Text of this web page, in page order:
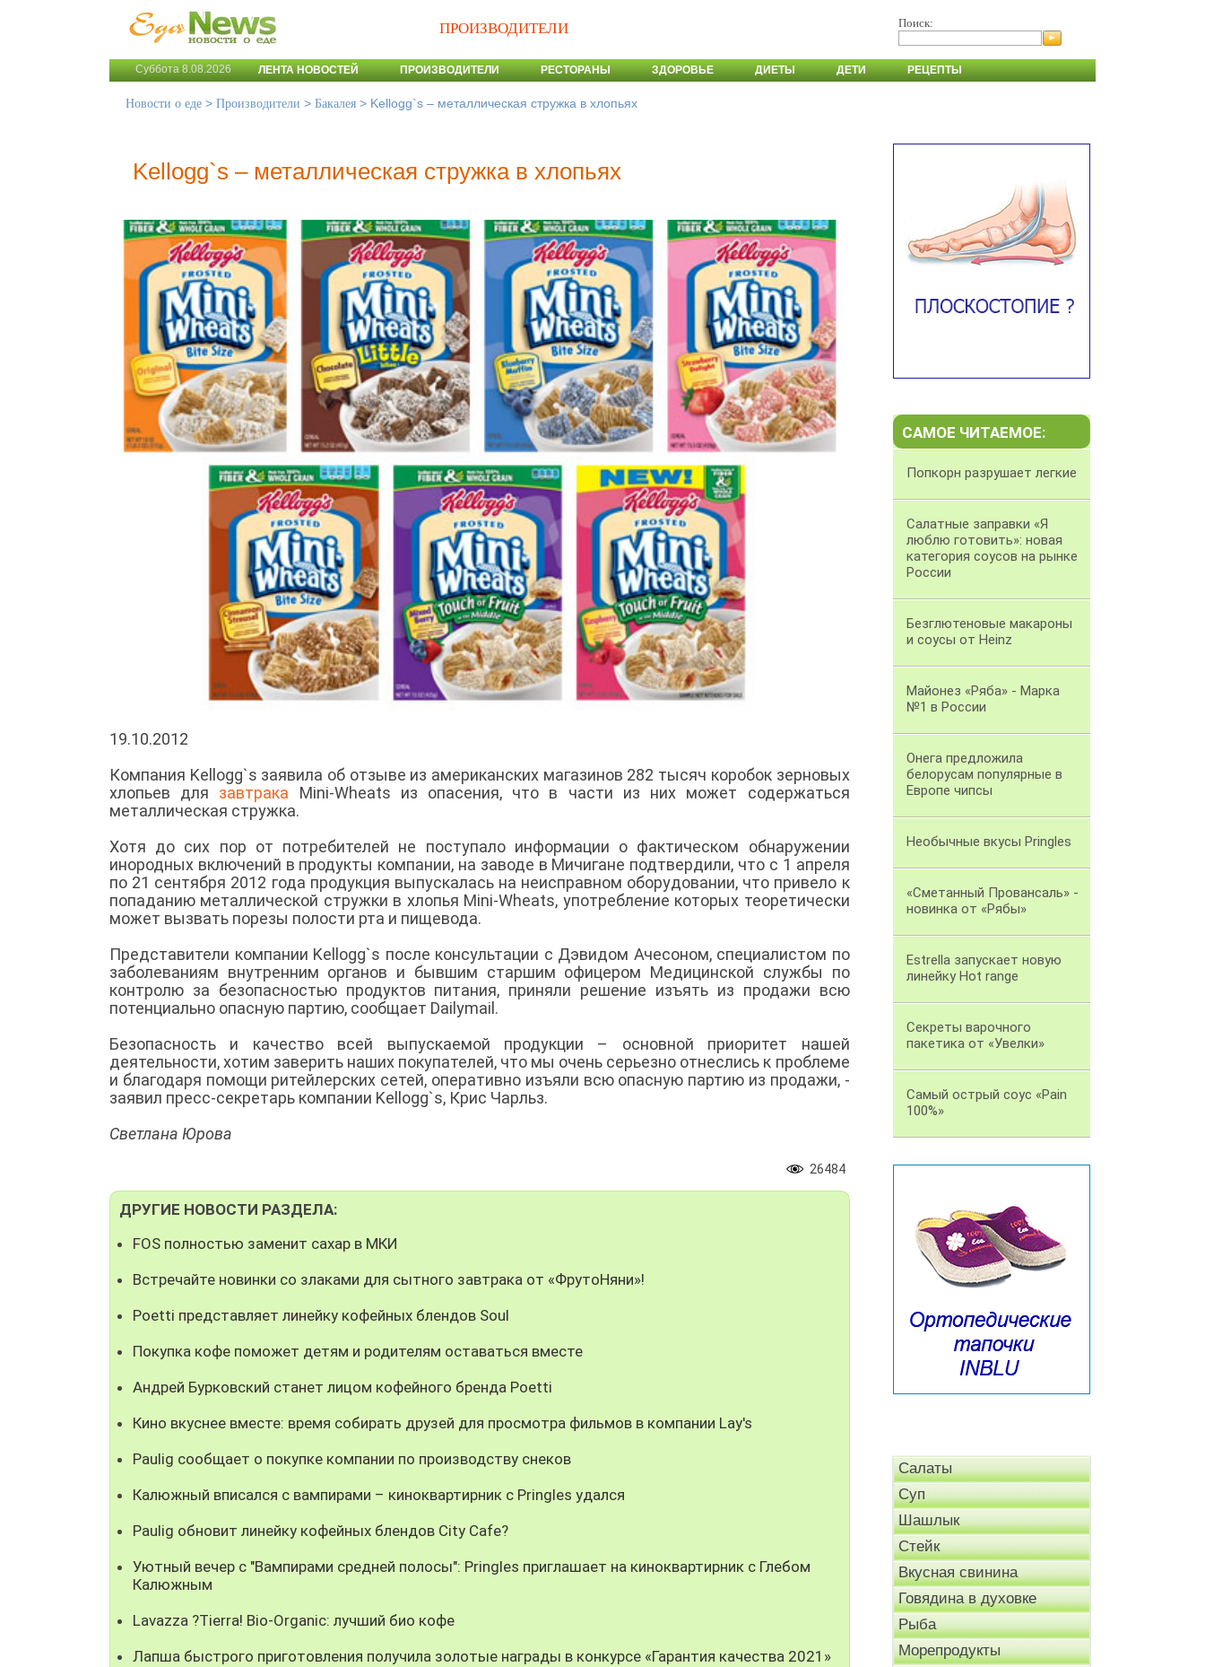
ПРОИЗВОДИТЕЛИ Поиск:
Суббота 8.08.2026 ЛЕНТА НОВОСТЕЙ ПРОИЗВОДИТЕЛИ РЕСТОРАНЫ ЗДОРОВЬЕ ДИЕТЫ ДЕТИ РЕЦЕПТЫ
Новости о еде > Производители > Бакалея > Kellogg`s – металлическая стружка в хлопьях
Kellogg`s – металлическая стружка в хлопьях
19.10.2012
Компания Kellogg`s заявила об отзыве из американских магазинов 282 тысяч коробок зерновых
хлопьев для завтрака Mini-Wheats из опасения, что в части из них может содержаться
металлическая стружка.
Хотя до сих пор от потребителей не поступало информации о фактическом обнаружении
инородных включений в продукты компании, на заводе в Мичигане подтвердили, что с 1 апреля
по 21 сентября 2012 года продукция выпускалась на неисправном оборудовании, что привело к
попаданию металлической стружки в хлопья Mini-Wheats, употребление которых теоретически
может вызвать порезы полости рта и пищевода.
Представители компании Kellogg`s после консультации с Дэвидом Ачесоном, специалистом по
заболеваниям внутренним органов и бывшим старшим офицером Медицинской службы по
контролю за безопасностью продуктов питания, приняли решение изъять из продажи всю
потенциально опасную партию, сообщает Dailymail.
Безопасность и качество всей выпускаемой продукции – основной приоритет нашей
деятельности, хотим заверить наших покупателей, что мы очень серьезно отнеслись к проблеме
и благодаря помощи ритейлерских сетей, оперативно изъяли всю опасную партию из продажи, -
заявил пресс-секретарь компании Kellogg`s, Крис Чарльз.
Светлана Юрова
26484
ДРУГИЕ НОВОСТИ РАЗДЕЛА:
FOS полностью заменит сахар в МКИ
Встречайте новинки со злаками для сытного завтрака от «ФрутоНяни»!
Poetti представляет линейку кофейных блендов Soul
Покупка кофе поможет детям и родителям оставаться вместе
Андрей Бурковский станет лицом кофейного бренда Poetti
Кино вкуснее вместе: время собирать друзей для просмотра фильмов в компании Lay's
Paulig сообщает о покупке компании по производству снеков
Калюжный вписался с вампирами – киноквартирник с Pringles удался
Paulig обновит линейку кофейных блендов City Cafe?
Уютный вечер с "Вампирами средней полосы": Pringles приглашает на киноквартирник с Глебом
Калюжным
Lavazza ?Tierra! Bio-Organic: лучший био кофе
Лапша быстрого приготовления получила золотые награды в конкурсе «Гарантия качества 2021»
САМОЕ ЧИТАЕМОЕ:
Попкорн разрушает легкие
Салатные заправки «Я
люблю готовить»: новая
категория соусов на рынке
России
Безглютеновые макароны
и соусы от Heinz
Майонез «Ряба» - Марка
№1 в России
Онега предложила
белорусам популярные в
Европе чипсы
Необычные вкусы Pringles
«Сметанный Провансаль» -
новинка от «Рябы»
Estrella запускает новую
линейку Hot range
Секреты варочного
пакетика от «Увелки»
Самый острый соус «Pain
100%»
Салаты
Суп
Шашлык
Стейк
Вкусная свинина
Говядина в духовке
Рыба
Морепродукты